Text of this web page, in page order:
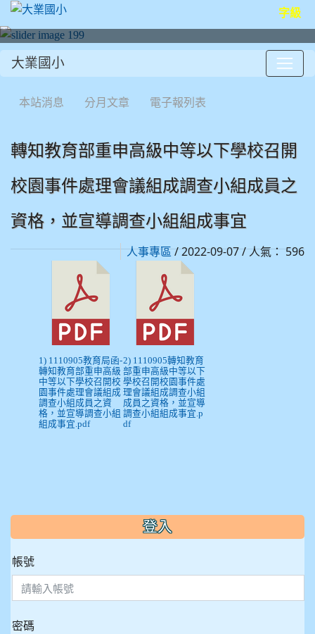
字級
大業國小
本站消息 分月文章 電子報列表
轉知教育部重申高級中等以下學校召開
校園事件處理會議組成調查小組成員之
資格，並宣導調查小組組成事宜
人事專區/ 2022-09-07 / 人氣： 596
1) 1110905教育局函-
轉知教育部重申高級
中等以下學校召開校
園事件處理會議組成
調查小組成員之資
格，並宣導調查小組
組成事宜.pdf
2) 1110905轉知教育
部重申高級中等以下
學校召開校園事件處
理會議組成調查小組
成員之資格，並宣導
調查小組組成事宜.p
df
::: 登入
帳號
密碼